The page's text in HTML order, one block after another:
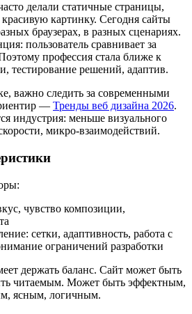
делали статичные страницы,
красивую картинку. Сегодня сайты
браузерах, в разных сценариях.
пользователь сравнивает за
профессия стала ближе к
тестирование решений, адаптив.
важно следить за современными
— Тренды веб дизайна 2026.
индустрия: меньше визуального
микро-взаимодействий.
чувство композиции,
сетки, адаптивность, работа с
ограничений разработки
держать баланс. Сайт может быть
читаемым. Может быть эффектным,
ясным, логичным.